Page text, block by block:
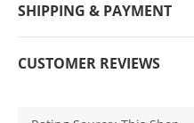
SHIPPING & PAYMENT
CUSTOMER REVIEWS